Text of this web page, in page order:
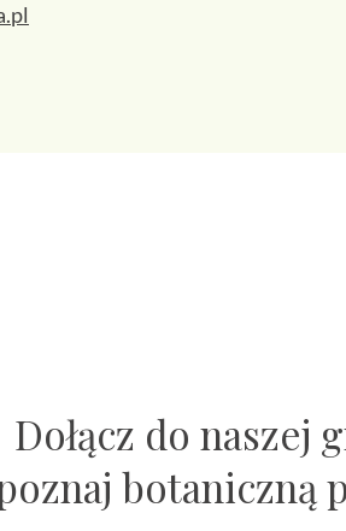
Dołącz do naszej
botaniczną